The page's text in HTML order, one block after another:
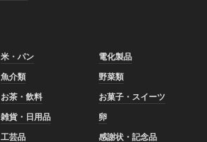
米・パン
電化製品
魚介類
野菜類
お茶・飲料
お菓子・スイーツ
雑貨・日用品
卵
工芸品
感謝状・記念品